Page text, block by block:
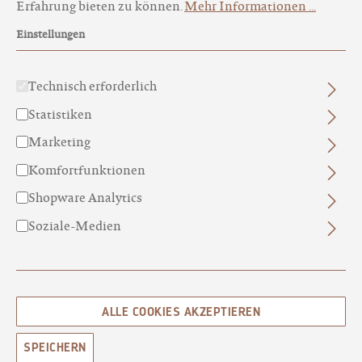
Erfahrung bieten zu können.Mehr Informationen ...
Einstellungen
Technisch erforderlich
Statistiken
Marketing
Komfortfunktionen
Shopware Analytics
Soziale-Medien
ALLE COOKIES AKZEPTIEREN
SPEICHERN